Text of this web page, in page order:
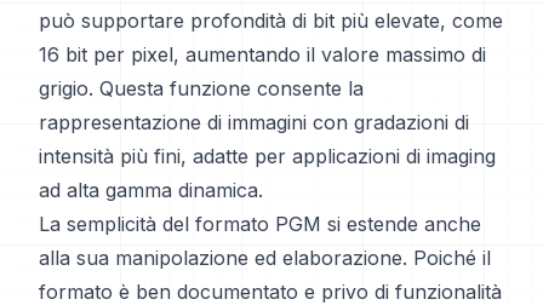
può supportare profondità di bit più elevate, come
16 bit per pixel, aumentando il valore massimo di
grigio. Questa funzione consente la
rappresentazione di immagini con gradazioni di
intensità più fini, adatte per applicazioni di imaging
ad alta gamma dinamica.
La semplicità del formato PGM si estende anche
alla sua manipolazione ed elaborazione. Poiché il
formato è ben documentato e privo di funzionalità